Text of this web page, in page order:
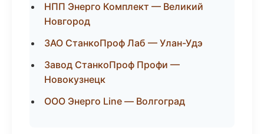
НПП Энерго Комплект — Великий
Новгород
ЗАО СтанкоПроф Лаб — Улан-Удэ
Завод СтанкоПроф Профи —
Новокузнецк
ООО Энерго Line — Волгоград